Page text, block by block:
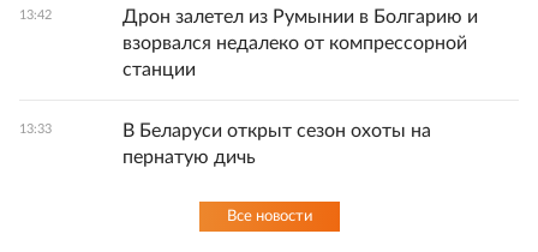
13:42
Дрон залетел из Румынии в Болгарию и
взорвался недалеко от компрессорной
станции
13:33
В Беларуси открыт сезон охоты на
пернатую дичь
Все новости